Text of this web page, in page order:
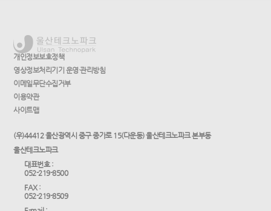
개인정보보호정책
영상정보처리기기 운영·관리방침
이메일무단수집거부
이용약관
사이트맵
(우)44412 울산광역시 중구 종가로 15(다운동) 울산테크노파크 본부동
울산테크노파크
대표번호 :
052-219-8500
FAX :
052-219-8509